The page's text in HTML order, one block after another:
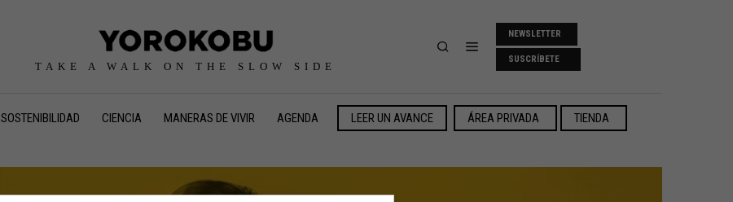
TAKE A WALK ON THE SLOW SIDE
NEWSLETTER
SUSCRÍBETE
SOSTENIBILIDAD CIENCIA MANERAS DE VIVIR AGENDA LEER UN AVANCE ÁREA PRIVADA TIENDA